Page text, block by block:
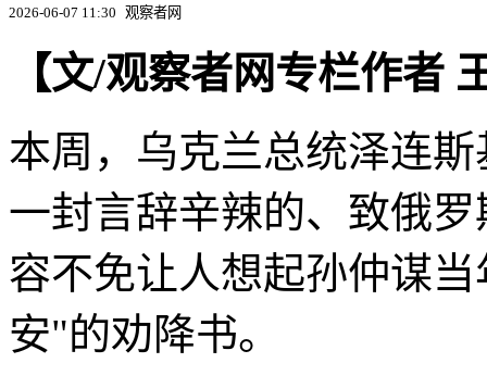
2026-06-07 11:30 观察者网
【文/观察者网专栏作者
本周，乌克兰总统泽连
一封言辞辛辣的、致俄
容不免让人想起孙仲谋
安"的劝降书。